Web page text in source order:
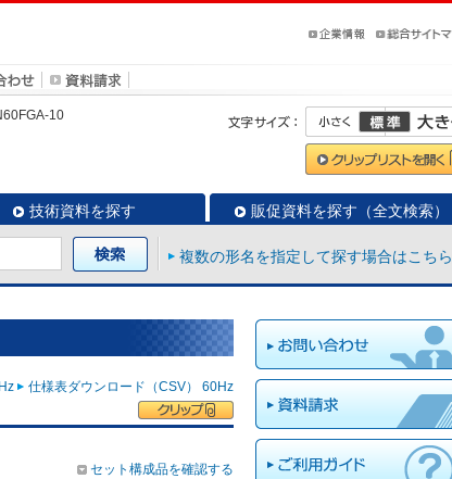
10
技術資料を探す 販促資料を探す（全文検索）
複数の形名を指定して探す場合はこちら
仕様表ダウンロード（CSV） 60Hz
セット構成品を確認する